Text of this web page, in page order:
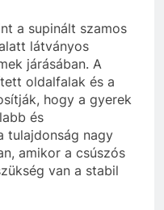
a supinált szamos
látványos
járásában. A
oldalfalak és a
hogy a gyerek
és
tulajdonság nagy
amikor a csúszós
van a stabil